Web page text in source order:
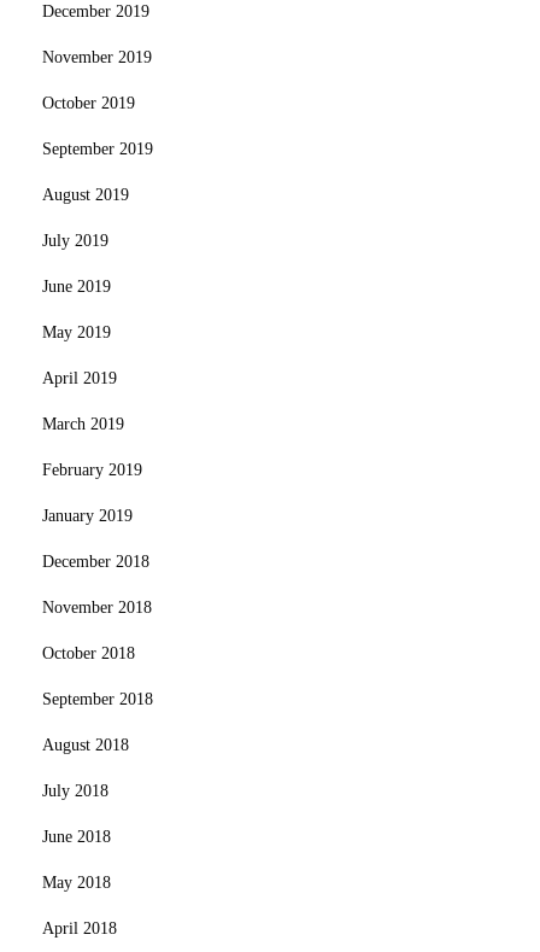
December 2019
November 2019
October 2019
September 2019
August 2019
July 2019
June 2019
May 2019
April 2019
March 2019
February 2019
January 2019
December 2018
November 2018
October 2018
September 2018
August 2018
July 2018
June 2018
May 2018
April 2018